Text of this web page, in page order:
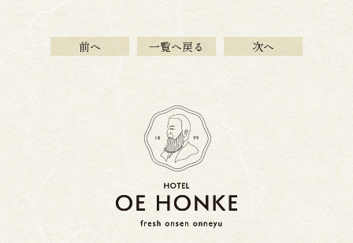
前へ 一覧へ戻る 次へ